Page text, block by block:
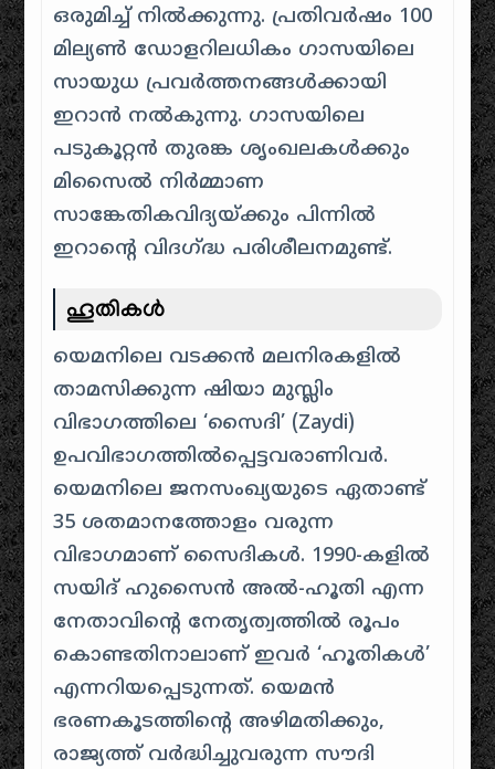
ഒരുമിച്ച് നിൽക്കുന്നു. പ്രതിവർഷം 100
മില്യൺ ഡോളറിലധികം ഗാസയിലെ
സായുധ പ്രവർത്തനങ്ങൾക്കായി
ഇറാൻ നൽകുന്നു. ഗാസയിലെ
പടുകൂറ്റൻ തുരങ്ക ശൃംഖലകൾക്കും
മിസൈൽ നിർമ്മാണ
സാങ്കേതികവിദ്യയ്ക്കും പിന്നിൽ
ഇറാന്റെ വിദഗ്ദ്ധ പരിശീലനമുണ്ട്.
ഹൂതികൾ
യെമനിലെ വടക്കൻ മലനിരകളിൽ
താമസിക്കുന്ന ഷിയാ മുസ്ലിം
വിഭാഗത്തിലെ ‘സൈദി’ (Zaydi)
ഉപവിഭാഗത്തിൽപ്പെട്ടവരാണിവർ.
യെമനിലെ ജനസംഖ്യയുടെ ഏതാണ്ട്
35 ശതമാനത്തോളം വരുന്ന
വിഭാഗമാണ് സൈദികൾ. 1990-കളിൽ
സയിദ് ഹുസൈൻ അൽ-ഹൂതി എന്ന
നേതാവിന്റെ നേതൃത്വത്തിൽ രൂപം
കൊണ്ടതിനാലാണ് ഇവർ ‘ഹൂതികൾ’
എന്നറിയപ്പെടുന്നത്. യെമൻ
ഭരണകൂടത്തിന്റെ അഴിമതിക്കും,
രാജ്യത്ത് വർദ്ധിച്ചുവരുന്ന സൗദി